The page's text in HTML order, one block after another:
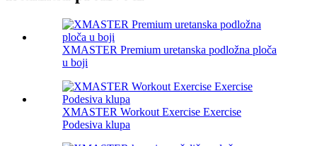
XMASTER Premium uretanska podložna ploča
u boji
XMASTER Workout Exercise Exercise
Podesiva klupa